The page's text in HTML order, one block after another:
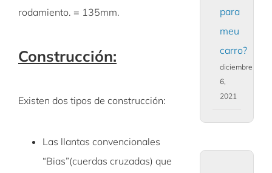
rodamiento. = 135mm.
Construcción:
Existen dos tipos de construcción:
Las llantas convencionales
“Bias”(cuerdas cruzadas) que
para
meu
carro?
diciembre
6,
2021